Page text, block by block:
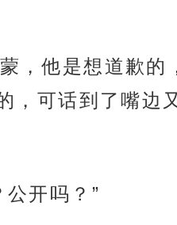
，他是想道歉的
，可话到了嘴边
开吗？”